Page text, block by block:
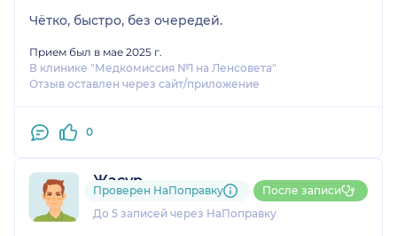
Чётко, быстро, без очередей.
Прием был в мае 2025 г.
В клинике "Медкомиссия №1 на Ленсовета"
Отзыв оставлен через сайт/приложение
0
Жасур
1 отзыв
До 5 записей через НаПоправку
Проверен НаПоправку После записи